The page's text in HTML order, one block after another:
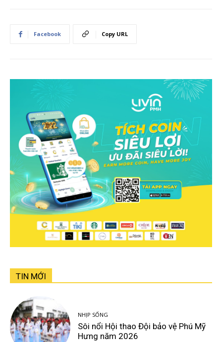
Facebook Copy URL
TIN MỚI
NHỊP SỐNG
Sôi nổi Hội thao Đội bảo vệ Phú Mỹ
Hưng năm 2026